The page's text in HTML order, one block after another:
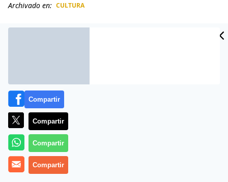
Archivado en: CULTURA
La famosa fotografía que convirtió a Kim Phuc en
Compartir
Compartir
Compartir
Compartir